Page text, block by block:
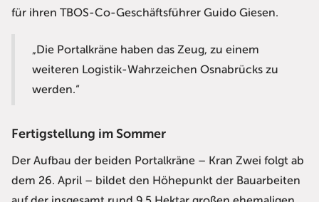
für ihren TBOS-Co-Geschäftsführer Guido Giesen.
„Die Portalkräne haben das Zeug, zu einem
weiteren Logistik-Wahrzeichen Osnabrücks zu
werden.“
Fertigstellung im Sommer
Der Aufbau der beiden Portalkräne – Kran Zwei folgt ab
dem 26. April – bildet den Höhepunkt der Bauarbeiten